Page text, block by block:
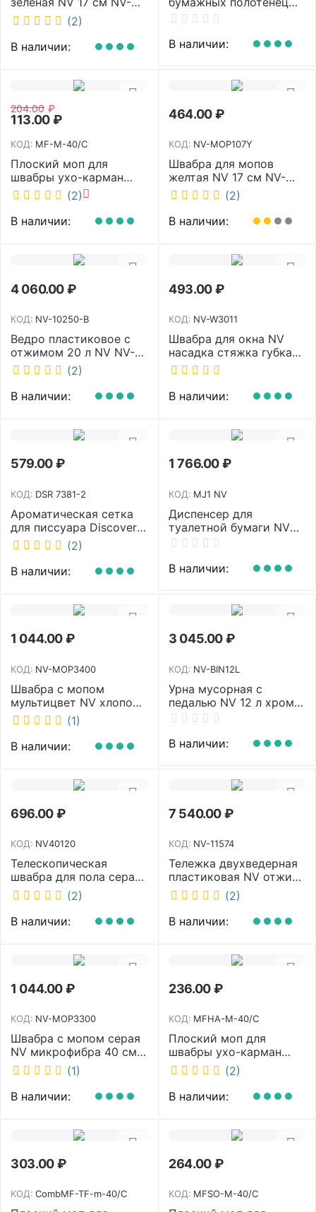
MOP107G (2)
В наличии:
NV белый K4 NV
В наличии:
204.00 ₽
113.00₽
КОД: MF-M-40/C
Плоский моп для
швабры ухо-карман
белый 40 см NV MF-M-
40/C
(2)
В наличии:
464.00₽
КОД: NV-MOP107Y
Швабра для мопов
желтая NV 17 см NV-
MOP107Y (2)
В наличии:
4 060.00₽
КОД: NV-10250-B
Ведро пластиковое с
отжимом 20 л NV NV-
10250-B
(2)
В наличии:
493.00₽
КОД: NV-W3011
Швабра для окна NV
насадка стяжка губка
30 см телескопическая
рукоятка 70-110 см NV-
W3011
В наличии:
579.00₽
КОД: DSR 7381-2
Ароматическая сетка
для писсуара Discover
аромат Queen DSR
7381-2
(2)
В наличии:
1 766.00₽
КОД: MJ1 NV
Диспенсер для
туалетной бумаги NV
белый MJ1 NV
В наличии:
1 044.00₽
КОД: NV-MOP3400
Швабра с мопом
мультицвет NV хлопок
40 см NV-MOP3400
(1)
В наличии:
3 045.00₽
КОД: NV-BIN12L
Урна мусорная с
педалью NV 12 л хром
NV-BIN12L
В наличии:
696.00₽
КОД: NV40120
Телескопическая
швабра для пола серая
NV микрофибра 42 см
NV40120
(2)
В наличии:
7 540.00₽
КОД: NV-11574
Тележка двухведерная
пластиковая NV отжим
2х23л NV-11574
(2)
В наличии:
1 044.00₽
КОД: NV-MOP3300
Швабра с мопом серая
NV микрофибра 40 см
NV-MOP3300
(1)
В наличии:
236.00₽
КОД: MFHA-M-40/C
Плоский моп для
швабры ухо-карман
белый 40 см NV MFHA-
M-40/C
(2)
В наличии:
303.00₽
КОД: CombMF-TF-m-40/C
264.00₽
КОД: MFSO-M-40/C